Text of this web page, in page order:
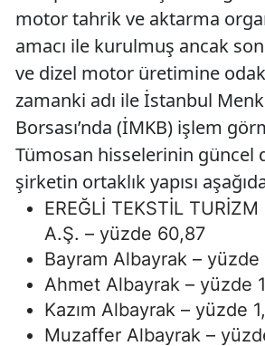
motor tahrik ve aktarma
amacı ile kurulmuş ancak
ve dizel motor üretimine
zamanki adı ile İstanbul
Borsası’nda (İMKB) işlem
Tümosan hisselerinin güncel
şirketin ortaklık yapısı
EREĞLİ TEKSTİL
A.Ş. – yüzde 60,87
Bayram Albayrak – yüzde
Ahmet Albayrak – yüzde
Kazım Albayrak – yüzde
Muzaffer Albayrak –